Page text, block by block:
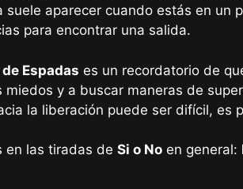
aparecer cuando estás en un
para encontrar una salida.
Espadas es un recordatorio de
y a buscar maneras de
la liberación puede ser difícil,
en las tiradas de Si o No en general: